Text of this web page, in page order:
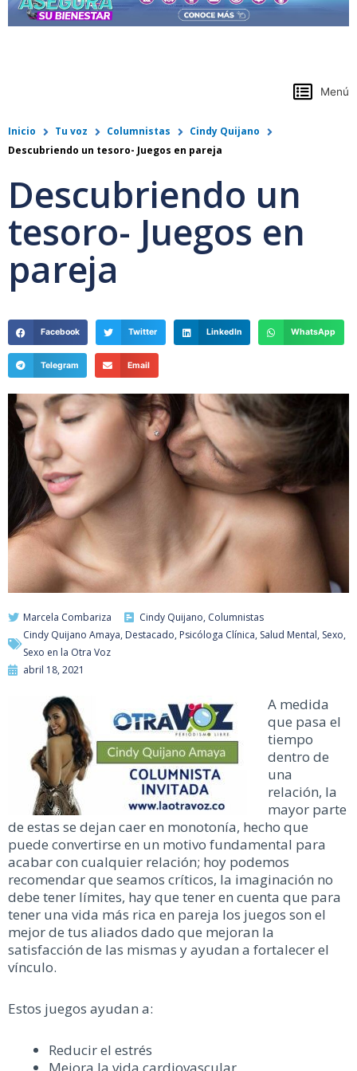
Menú
Inicio Tu voz Columnistas
Cindy Quijano
Descubriendo un tesoro- Juegos en pareja
Descubriendo un
tesoro- Juegos en
pareja
Facebook Twitter LinkedIn WhatsApp
Telegram Email
Marcela Combariza Cindy Quijano, Columnistas
Cindy Quijano Amaya, Destacado, Psicóloga Clínica, Salud Mental, Sexo,
Sexo en la Otra Voz
abril 18, 2021
A medida
que pasa el
tiempo
dentro de
una
relación, la
mayor parte
de estas se dejan caer en monotonía, hecho que
puede convertirse en un motivo fundamental para
acabar con cualquier relación; hoy podemos
recomendar que seamos críticos, la imaginación no
debe tener límites, hay que tener en cuenta que para
tener una vida más rica en pareja los juegos son el
mejor de tus aliados dado que mejoran la
satisfacción de las mismas y ayudan a fortalecer el
vínculo.
Estos juegos ayudan a:
Reducir el estrés
Mejora la vida cardiovascular